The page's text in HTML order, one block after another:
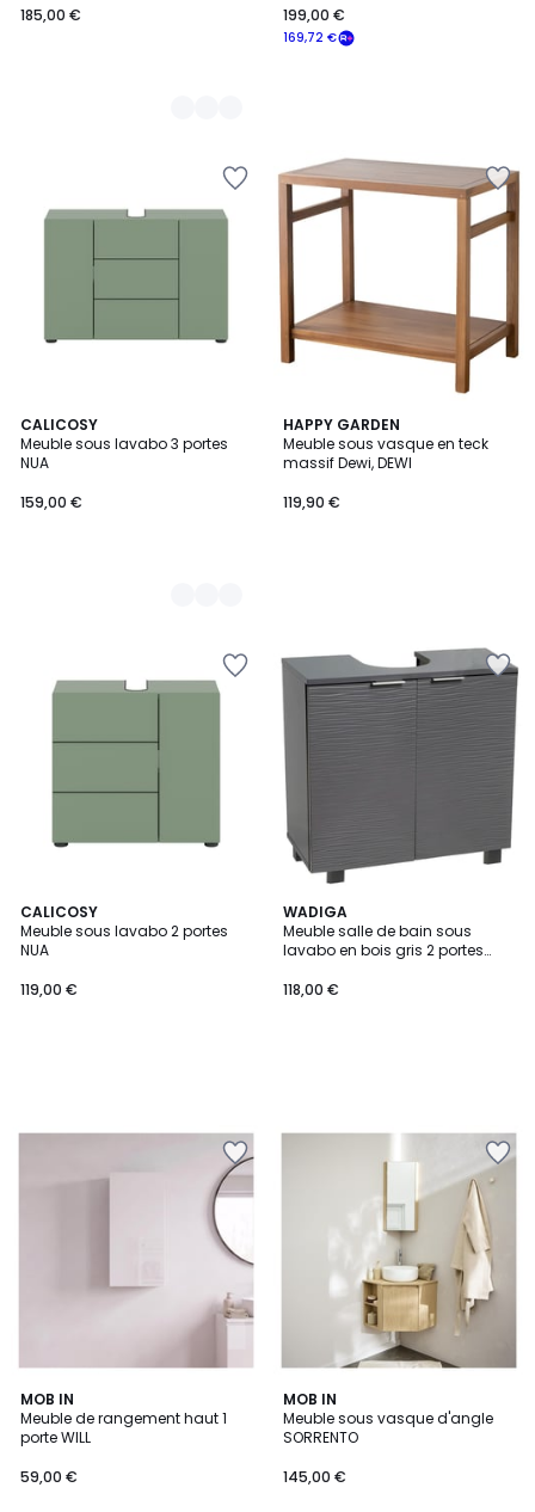
185,00 €
169,72 €
199,00 €
CALICOSY
Meuble sous lavabo 3 portes
NUA
159,00 €
2
Couleurs
HAPPY GARDEN
Meuble sous vasque en teck
massif Dewi, DEWI
119,90 €
CALICOSY
Meuble sous lavabo 2 portes
NUA
119,00 €
WADIGA
Meuble salle de bain sous
lavabo en bois gris 2 portes
118,00 €
MOB IN
Meuble de rangement haut 1
porte WILL
59,00 €
4,5
/ 5
2
Couleurs
MOB IN
Meuble sous vasque d'angle
SORRENTO
145,00 €
3
Couleurs